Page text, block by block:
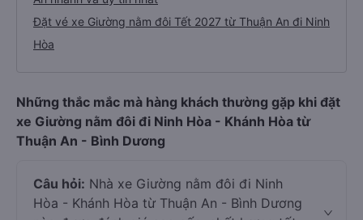
Đặt vé xe Giường nằm đôi Tết 2027 từ Thuận An đi Ninh
Hòa
Những thắc mắc mà hàng khách thường gặp khi đặt
xe Giường nằm đôi đi Ninh Hòa - Khánh Hòa từ
Thuận An - Bình Dương
Câu hỏi: Nhà xe Giường nằm đôi đi Ninh
Hòa - Khánh Hòa từ Thuận An - Bình Dương